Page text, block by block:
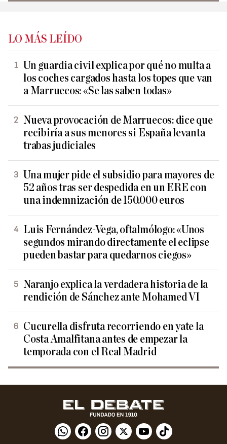
LO MÁS LEÍDO
Un guardia civil explica por qué no multa a
los coches cargados hasta los topes que van
a Marruecos: «Se las saben todas»
Nueva provocación de Marruecos: dice que
recibiría a sus menores si España levanta
trabas judiciales
Una mujer pide el subsidio para mayores de
52 años tras ser despedida en un ERE con
una indemnización de 150.000 euros
Luis Fernández-Vega, oftalmólogo: «Unos
segundos mirando directamente el eclipse
pueden bastar para quedarnos ciegos»
Naranjo explica la verdadera historia de la
rendición de Sánchez ante Mohamed VI
Cucurella disfruta recorriendo en yate la
Costa Amalfitana antes de empezar la
temporada con el Real Madrid